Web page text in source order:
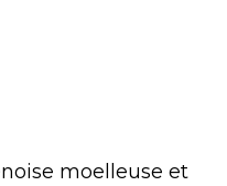
moelleuse et